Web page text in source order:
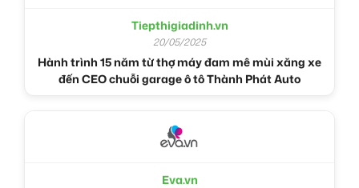
Tiepthigiadinh.vn
20/05/2025
Hành trình 15 năm từ thợ máy đam mê mùi xăng xe
đến CEO chuỗi garage ô tô Thành Phát Auto
Eva.vn